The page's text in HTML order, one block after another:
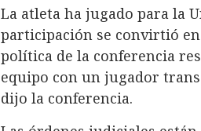
La atleta ha jugado para la
participación se convirtió
política de la conferencia
equipo con un jugador
dijo la conferencia.